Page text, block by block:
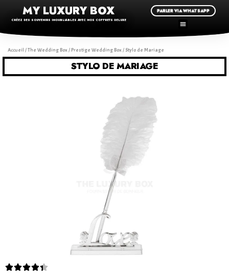
MY LUXURY BOX
CRÉEZ DES SOUVENIRS INOUBLIABLES AVEC NOS COFFRETS DELUXE
PARLER VIA WHATSAPP
Accueil /The Wedding Box/ Prestige Wedding Box/ Stylo de Mariage
STYLO DE MARIAGE
